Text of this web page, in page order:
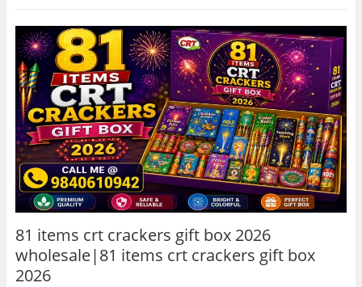
81 items crt crackers gift box 2026
wholesale|81 items crt crackers gift box
2026